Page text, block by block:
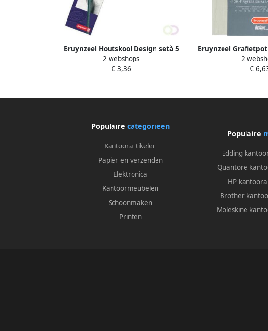
Bruynzeel Houtskool Design setà 5
stuks
2 webshops
€ 3,36
Bruynzeel
luxe bewaardoos
grijs
2
€
Populaire categorieën
Kantoorartikelen
Papier en verzenden
Elektronica
Kantoormeubelen
Schoonmaken
Printen
Populaire
Edding
Quantore
HP
Brother
Moleskine